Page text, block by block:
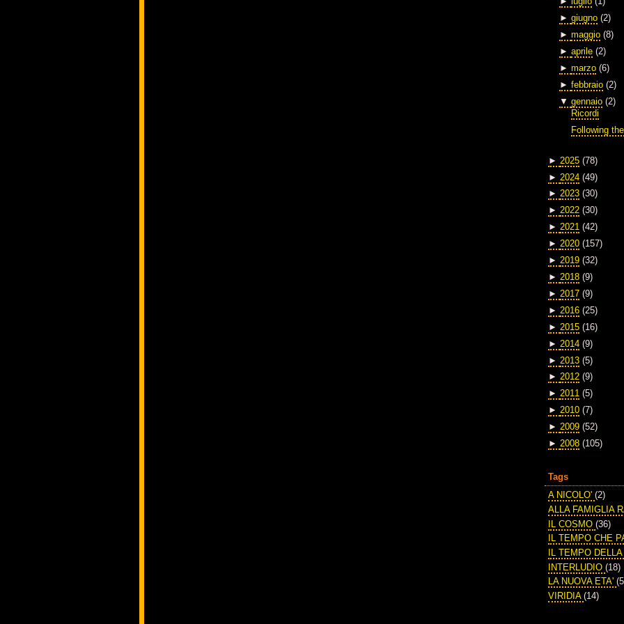
► giugno (2)
► maggio (8)
► aprile (2)
► marzo (6)
► febbraio (2)
▼ gennaio (2)
Ricordi
Following
► 2025 (78)
► 2024 (49)
► 2023 (30)
► 2022 (30)
► 2021 (42)
► 2020 (157)
► 2019 (32)
► 2018 (9)
► 2017 (9)
► 2016 (25)
► 2015 (16)
► 2014 (9)
► 2013 (5)
► 2012 (9)
► 2011 (5)
► 2010 (7)
► 2009 (52)
► 2008 (105)
Tags
A NICOLO' (2)
ALLA FAMIGLIA
IL COSMO (36)
IL TEMPO CHE
IL TEMPO
INTERLUDIO (18)
LA NUOVA ETA'
VIRIDIA (14)